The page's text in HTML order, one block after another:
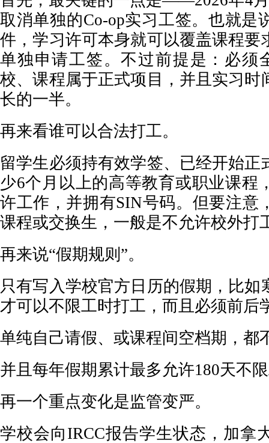
取消单独的Co-op实习工签。也就是
件，学习许可本身就可以覆盖课程要
单独申请工签。不过前提是：必须
校、课程属于正式项目，并且实习时
长的一半。
再来看谁可以合法打工。
留学生必须持有效学签、已经开始正
少6个月以上的高等教育或职业课程
许工作，并拥有SIN号码。但要注意
课程或交换生，一般是不允许校外打
再来说“假期规则”。
只有写入学校官方日历的假期，比如
才可以不限工时打工，而且必须前后
单纯自己请假、或课程间空档期，都
并且每年假期累计最多允许180天不
再一个重点变化是监管变严。
学校会向IRCC报告学生状态，加拿